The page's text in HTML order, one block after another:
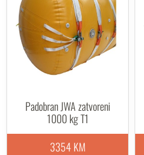
Padobran JWA zatvoreni
1000 kg T1
3354 KM